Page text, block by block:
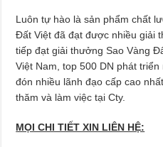
Luôn tự hào là sản phẩm chất
Đất Việt đã đạt được nhiều giải
tiếp đạt giải thưởng Sao Vàng
Việt Nam, top 500 DN phát
đón nhiều lãnh đạo cấp cao
thăm và làm việc tại Cty.
MỌI CHI TIẾT XIN LIÊN HỆ: